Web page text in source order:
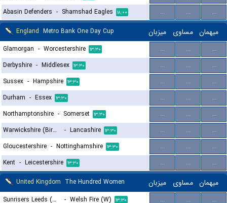
Abasin Defenders - Shamshad Eagles ۱۸:۰۰ ... ...
...
England Metro Bank One Day Cup میزبان مساوی میهمان
Glamorgan - Worcestershire ۱۳:۳۰ ... ...
...
Derbyshire - Middlesex ۱۳:۳۰ ... ...
...
Sussex - Hampshire ۱۳:۳۰ ... ...
...
Durham - Essex ۱۳:۳۰ ... ...
...
Northamptonshire - Somerset ۱۳:۳۰ ... ...
...
Warwickshire (Birmingham) Bears
- Lancashire ۱۳:۳۰ ... ...
...
Gloucestershire - Nottinghamshire ۱۳:۳۰ ... ...
...
Kent - Leicestershire ۱۳:۳۰ ... ...
...
United Kingdom The Hundred Women میزبان مساوی میهمان
Sunrisers Leeds (W) - Welsh Fire (W) ۱۳:۳۰ ... ...
...